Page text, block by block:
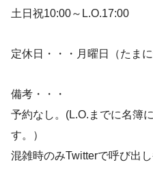
土日祝10:00～L.O.17:00
定休日・・・月曜日（たま
備考・・・
予約なし。(L.O.までに名簿
す。）
混雑時のみTwitterで呼び出